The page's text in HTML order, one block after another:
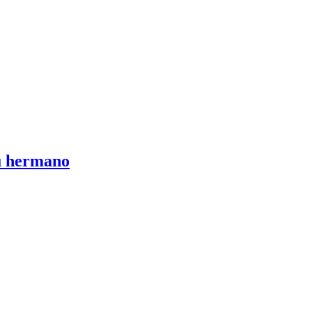
hermano